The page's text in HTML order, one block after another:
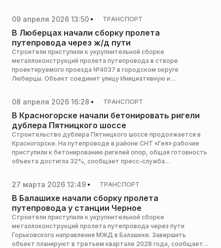
09 апреля 2026 13:50 ТРАНСПОРТ
В Люберцах начали сборку пролета
путепровода через ж/д пути
Строители приступили к укрупнительной сборке
металлоконструкций пролета путепровода в створе
проектируемого проезда №4037 в городском округе
Люберцы. Объект соединит улицу Инициативную и
Московской области.
08 апреля 2026 16:28 ТРАНСПОРТ
В Красногорске начали бетонировать ригели
дублера Пятницкого шоссе
Строительство дублера Пятницкого шоссе продолжается в
Красногорске. На путепроводе в районе СНТ «Гея» рабочие
приступили к бетонированию ригелей опор, общая готовность
объекта достигла 32%, сообщает пресс-служба
27 марта 2026 12:49 ТРАНСПОРТ
В Балашихе начали сборку пролета
путепровода у станции Черное
Строители приступили к укрупнительной сборке
металлоконструкций пролета путепровода через пути
Горьковского направления МЖД в Балашихе. Завершить
объект планируют в третьем квартале 2028 года, сообщает